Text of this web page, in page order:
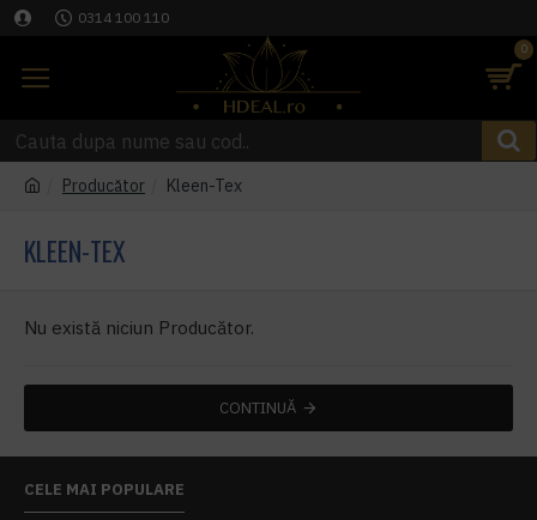
0314 100 110
0
Producător Kleen-Tex
KLEEN-TEX
Nu există niciun Producător.
CONTINUĂ
CELE MAI POPULARE